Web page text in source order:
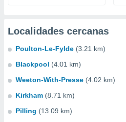
Localidades cercanas
Poulton-Le-Fylde (3.21 km)
Blackpool (4.01 km)
Weeton-With-Presse (4.02 km)
Kirkham (8.71 km)
Pilling (13.09 km)